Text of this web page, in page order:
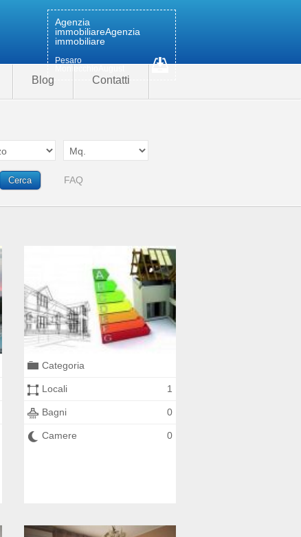
Agenzia
immobiliareAgenzia
immobiliare
Pesaro
Blog Contatti
FAQ
Categoria
Locali 1
Bagni 0
Camere 0